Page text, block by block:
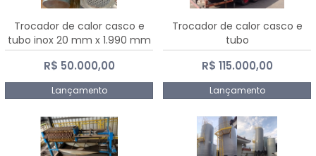
Trocador de calor casco e
tubo inox 20 mm x 1.990 mm
R$ 50.000,00
Lançamento
Trocador de calor casco e
tubo
R$ 115.000,00
Lançamento